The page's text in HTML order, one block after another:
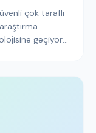
çok taraflı
geçiyor.